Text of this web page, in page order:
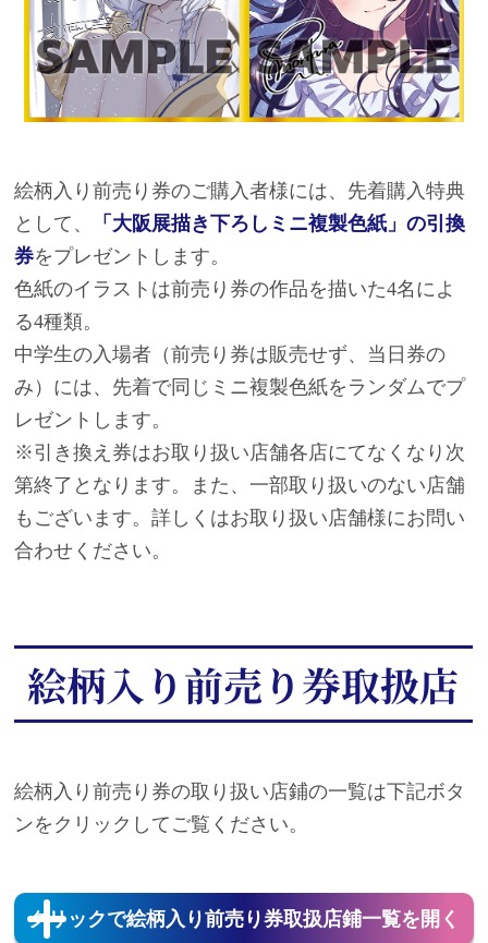
絵柄入り前売り券のご購入者様には、先着購入特典
として、
「大阪展描き下ろしミニ複製色紙」の引換
券をプレゼントします。
色紙のイラストは前売り券の作品を描いた4名によ
る4種類。
中学生の入場者（前売り券は販売せず、当日券の
み）には、先着で同じミニ複製色紙をランダムでプ
レゼントします。
※引き換え券はお取り扱い店舗各店にてなくなり次
第終了となります。また、一部取り扱いのない店舗
もございます。詳しくはお取り扱い店舗様にお問い
合わせください。
絵柄入り前売り券取扱店
絵柄入り前売り券の取り扱い店鋪の一覧は下記ボタ
ンをクリックしてご覧ください。
クリックで絵柄入り前売り券取扱店鋪一覧を 開く